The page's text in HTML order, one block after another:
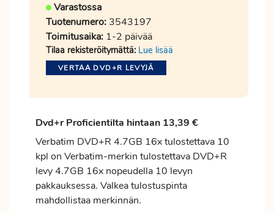
Varastossa
Tuotenumero: 3543197
Toimitusaika: 1-2 päivää
Tilaa rekisteröitymättä: Lue lisää
VERTAA DVD+R LEVYJÄ
Dvd+rProficientilta hintaan 13,39 €
Verbatim DVD+R 4.7GB 16x tulostettava 10
kpl on Verbatim-merkin tulostettava DVD+R
levy 4.7GB 16x nopeudella 10 levyn
pakkauksessa. Valkea tulostuspinta
mahdollistaa merkinnän.